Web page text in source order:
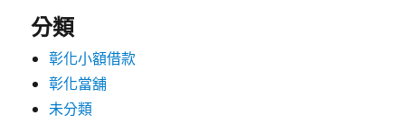
分類
彰化小額借款
彰化當舖
未分類